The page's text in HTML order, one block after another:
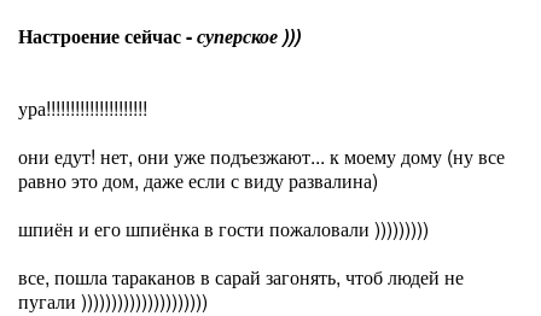
Настроение сейчас -суперское )))
ура!!!!!!!!!!!!!!!!!!!!!
они едут! нет, они уже подъезжают... к моему дому (ну все
равно это дом, даже если с виду развалина)
шпиён и его шпиёнка в гости пожаловали )))))))))
все, пошла тараканов в сарай загонять, чтоб людей не
пугали )))))))))))))))))))))